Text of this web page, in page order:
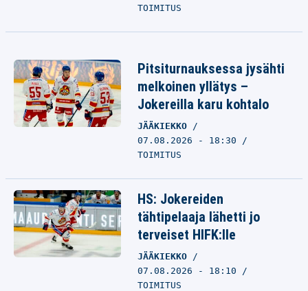
TOIMITUS
Pitsiturnauksessa jysähti
melkoinen yllätys –
Jokereilla karu kohtalo
JÄÄKIEKKO
07.08.2026 - 18:30
TOIMITUS
HS: Jokereiden
tähtipelaaja lähetti jo
terveiset HIFK:lle
JÄÄKIEKKO
07.08.2026 - 18:10
TOIMITUS